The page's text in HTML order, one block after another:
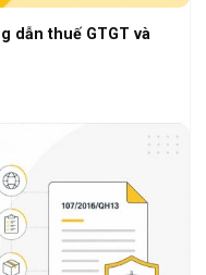
dẫn thuế GTGT và